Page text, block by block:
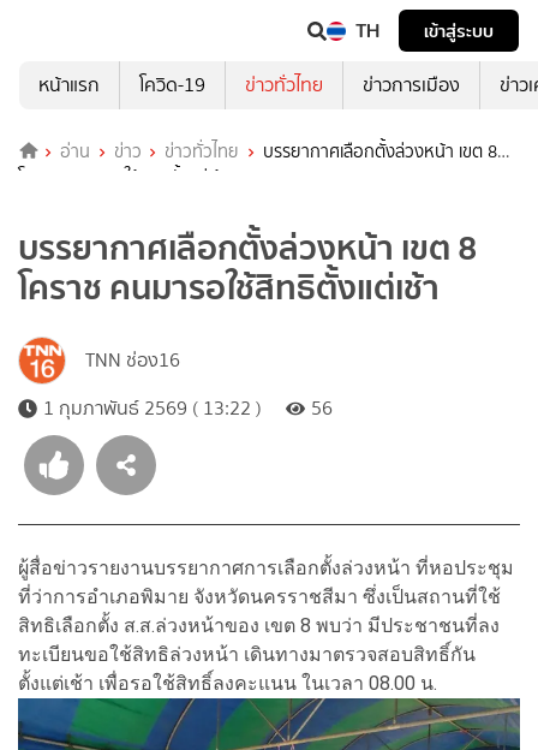
TH
เข้าสู่ระบบ
หน้าแรก
โควิด-19 ข่าวทั่วไทย ข่าวการเมือง ข่าว
อ่าน ข่าว ข่าวทั่วไทย
บรรยากาศเลือกตั้งล่วงหน้า เขต 8
โคราช คนมารอใช้สิทธิตั้งแต่เช้า
บรรยากาศเลือกตั้งล่วงหน้า เขต 8
โคราช คนมารอใช้สิทธิตั้งแต่เช้า
TNN ช่อง16
1 กุมภาพันธ์ 2569 ( 13:22 )
56
ผู้สื่อข่าวรายงานบรรยากาศการเลือกตั้งล่วงหน้า ที่หอประชุม
ที่ว่าการอำเภอพิมาย จังหวัดนครราชสีมา ซึ่งเป็นสถานที่ใช้
สิทธิเลือกตั้ง ส.ส.ล่วงหน้าของ เขต 8 พบว่า มีประชาชนที่ลง
ทะเบียนขอใช้สิทธิล่วงหน้า เดินทางมาตรวจสอบสิทธิ์กัน
ตั้งแต่เช้า เพื่อรอใช้สิทธิ์ลงคะแนน ในเวลา 08.00 น.